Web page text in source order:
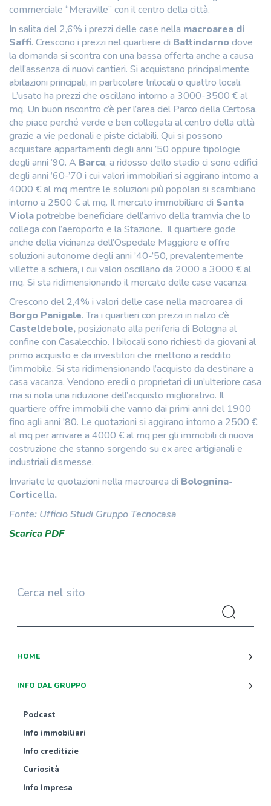
commerciale “Meraville” con il centro della città.
In salita del 2,6% i prezzi delle case nella macroarea di
Saffi. Crescono i prezzi nel quartiere di Battindarnodove
la domanda si scontra con una bassa offerta anche a causa
dell’assenza di nuovi cantieri. Si acquistano principalmente
abitazioni principali, in particolare trilocali o quattro locali.
L’usato ha prezzi che oscillano intorno a 3000-3500 € al
mq. Un buon riscontro c’è per l’area del Parco della Certosa,
che piace perché verde e ben collegata al centro della città
grazie a vie pedonali e piste ciclabili. Qui si possono
acquistare appartamenti degli anni ’50 oppure tipologie
degli anni ’90. A Barca, a ridosso dello stadio ci sono edifici
degli anni ’60-’70 i cui valori immobiliari si aggirano intorno a
4000 € al mq mentre le soluzioni più popolari si scambiano
intorno a 2500 € al mq. Il mercato immobiliare di Santa
Violapotrebbe beneficiare dell’arrivo della tramvia che lo
collega con l’aeroporto e la Stazione. Il quartiere gode
anche della vicinanza dell’Ospedale Maggiore e offre
soluzioni autonome degli anni ’40-’50, prevalentemente
villette a schiera, i cui valori oscillano da 2000 a 3000 € al
mq. Si sta ridimensionando il mercato delle case vacanza.
Crescono del 2,4% i valori delle case nella macroarea di
Borgo Panigale. Tra i quartieri con prezzi in rialzo c’è
Casteldebole,posizionato alla periferia di Bologna al
confine con Casalecchio. I bilocali sono richiesti da giovani al
primo acquisto e da investitori che mettono a reddito
l’immobile. Si sta ridimensionando l’acquisto da destinare a
casa vacanza. Vendono eredi o proprietari di un’ulteriore casa
ma si nota una riduzione dell’acquisto migliorativo. Il
quartiere offre immobili che vanno dai primi anni del 1900
fino agli anni ’80. Le quotazioni si aggirano intorno a 2500 €
al mq per arrivare a 4000 € al mq per gli immobili di nuova
costruzione che stanno sorgendo su ex aree artigianali e
industriali dismesse.
Invariate le quotazioni nella macroarea di Bolognina-
Corticella.
Fonte: Ufficio Studi Gruppo Tecnocasa
Scarica PDF
Cerca nel sito
HOME
INFO DAL GRUPPO
Podcast
Info immobiliari
Info creditizie
Curiosità
Info Impresa